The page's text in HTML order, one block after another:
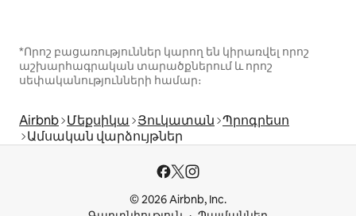
*Որոշ բացառություններ կարող են կիրառվել որոշ
աշխարհագրական տարածքներում և որոշ
սեփականությունների համար։
Airbnb Մեքսիկա Յուկատան Պրոգրեսո
Ամսական վարձույթներ
© 2026 Airbnb, Inc.